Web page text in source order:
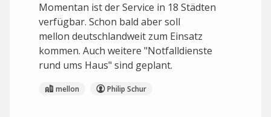
Momentan ist der Service in 18 Städten
verfügbar. Schon bald aber soll
mellon deutschlandweit zum Einsatz
kommen. Auch weitere "Notfalldienste
rund ums Haus" sind geplant.
mellon Philip Schur